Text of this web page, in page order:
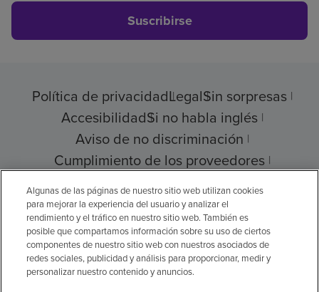
Suscribirse
Política de privacidadLegalSin sorpresas
AccesibilidadSi no habla inglés
Aviso de no discriminación
Cumplimiento de los proveedores
Transparencia de precios
© 2026 Encompass Health Corporation
Preferencias de cookies
Algunas de las páginas de nuestro sitio web utilizan cookies
para mejorar la experiencia del usuario y analizar el
rendimiento y el tráfico en nuestro sitio web. También es
posible que compartamos información sobre su uso de ciertos
componentes de nuestro sitio web con nuestros asociados de
redes sociales, publicidad y análisis para proporcionar, medir y
personalizar nuestro contenido y anuncios.